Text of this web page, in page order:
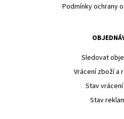
Podmínky ochrany
Sledovat
Vrácení zboží a
Stav
Stav